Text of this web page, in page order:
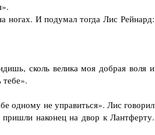
ногах. И подумал тогда Лис Рейнард:
сколь велика моя добрая воля и
тебе».
одному не управиться». Лис говорил
наконец на двор к Лантферту.